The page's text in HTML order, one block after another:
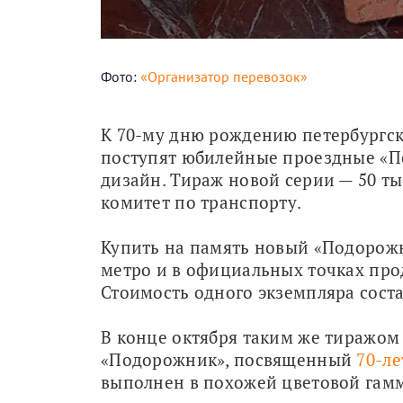
Фото: «Организатор перевозок»
К 70-му дню рождению
поступят юбилейные проездные
дизайн. Тираж новой серии — 50
комитет по транспорту.
Купить на память новый
метро и в официальных точках
Стоимость одного экземпляра
В конце октября таким же
«Подорожник», посвященный 70-
выполнен в похожей цветовой